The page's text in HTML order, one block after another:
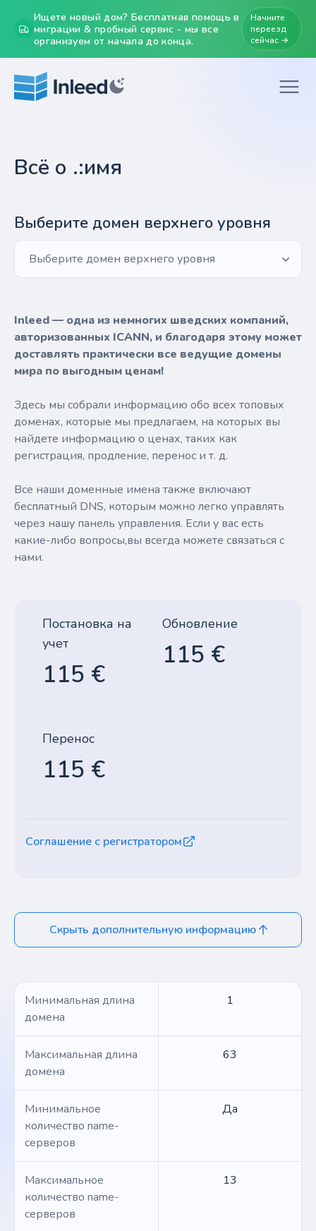
Ищете новый дом? Бесплатная помощь в
миграции & пробный сервис - мы все
организуем от начала до конца.
Начните
переезд
сейчас →
Всё о .:имя
Выберите домен верхнего уровня
Выберите домен верхнего уровня
Inleed — одна из немногих шведских компаний,
авторизованных ICANN, и благодаря этому может
доставлять практически все ведущие домены
мира по выгодным ценам!
Здесь мы собрали информацию обо всех топовых
доменах, которые мы предлагаем, на которых вы
найдете информацию о ценах, таких как
регистрация, продление, перенос и т. д.
Все наши доменные имена также включают
бесплатный DNS, которым можно легко управлять
через нашу панель управления. Если у вас есть
какие-либо вопросы,вы всегда можете связаться с
нами.
Постановка на
учет
115 €
Обновление
115 €
Перенос
115 €
Соглашение с регистратором
Скрыть дополнительную информацию
Минимальная длина
домена
1
Максимальная длина
домена
63
Минимальное
количество name-
серверов
Да
Максимальное
количество name-
серверов
13